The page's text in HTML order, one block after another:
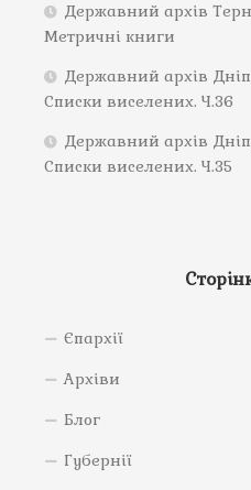
Державний архів
Метричні книги
Державний архів
Списки виселених. Ч.36
Державний архів
Списки виселених. Ч.35
Єпархії
Архіви
Блог
Губернії